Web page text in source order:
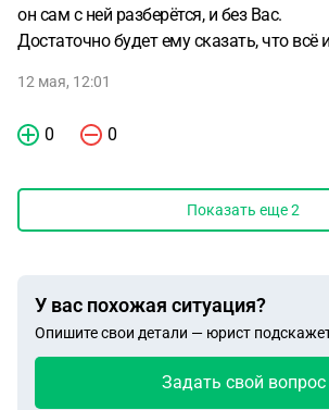
он сам с ней разберётся, и без Вас.
Достаточно будет ему сказать, что всё
12 мая, 12:01
0 0
Показать еще2
У вас похожая ситуация?
Опишите свои детали — юрист
Задать свой вопрос